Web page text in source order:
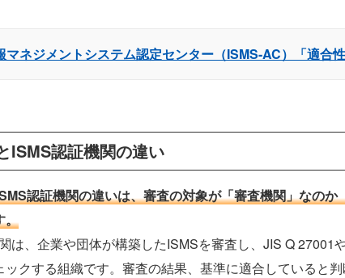
マネジメントシステム認定センター（ISMS-AC）「適合
ISMS認証機関の違い
認証機関の違いは、審査の対象が「審査機関」なの
。
は、企業や団体が構築したISMSを審査し、JIS Q 27001
ックする組織です。審査の結果、基準に適合していると